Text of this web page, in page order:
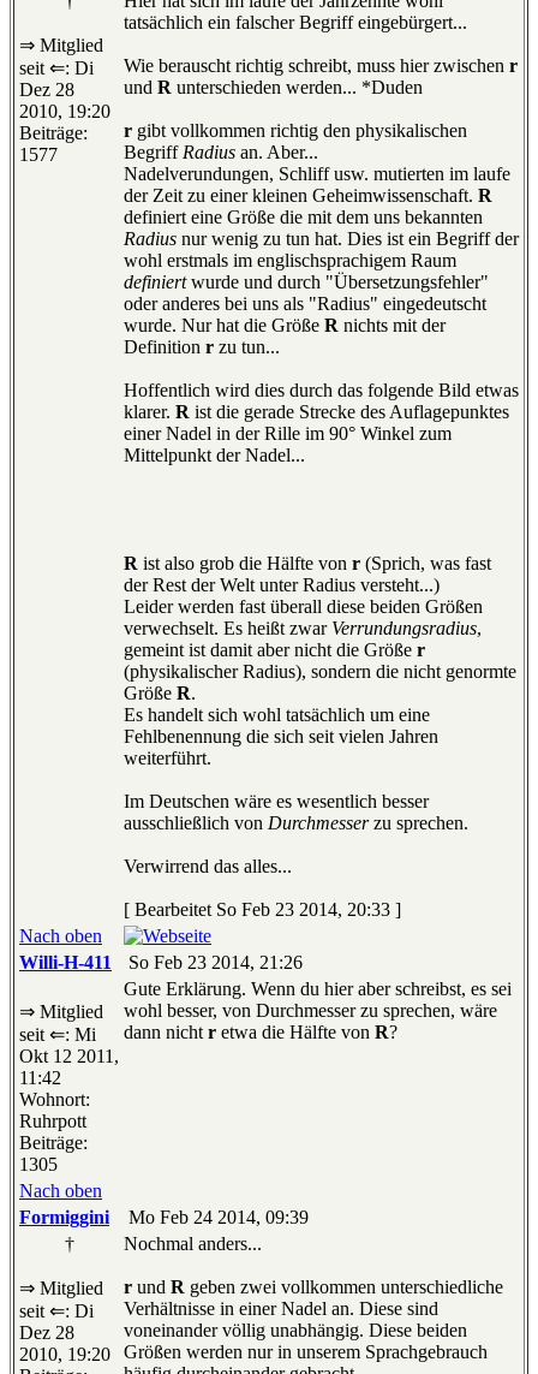
⇒ Mitglied
seit ⇐: Di
Dez 28
2010, 19:20
Beiträge:
1577
tatsächlich ein falscher Begriff eingebürgert...
Wie berauscht richtig schreibt, muss hier zwischen r
und R unterschieden werden... *Duden
r gibt vollkommen richtig den physikalischen
Begriff Radius an. Aber...
Nadelverundungen, Schliff usw. mutierten im laufe
der Zeit zu einer kleinen Geheimwissenschaft. R
definiert eine Größe die mit dem uns bekannten
Radius nur wenig zu tun hat. Dies ist ein Begriff der
wohl erstmals im englischsprachigem Raum
definiertwurde und durch "Übersetzungsfehler"
oder anderes bei uns als "Radius" eingedeutscht
wurde. Nur hat die Größe R nichts mit der
Definition r zu tun...
Hoffentlich wird dies durch das folgende Bild etwas
klarer. R ist die gerade Strecke des Auflagepunktes
einer Nadel in der Rille im 90° Winkel zum
Mittelpunkt der Nadel...
R ist also grob die Hälfte von r (Sprich, was fast
der Rest der Welt unter Radius versteht...)
Leider werden fast überall diese beiden Größen
verwechselt. Es heißt zwar Verrundungsradius,
gemeint ist damit aber nicht die Größe r
(physikalischer Radius), sondern die nicht genormte
Größe R.
Es handelt sich wohl tatsächlich um eine
Fehlbenennung die sich seit vielen Jahren
weiterführt.
Im Deutschen wäre es wesentlich besser
ausschließlich von Durchmesserzu sprechen.
Verwirrend das alles...
[ Bearbeitet So Feb 23 2014, 20:33 ]
Nach oben
Willi-H-411
So Feb 23 2014, 21:26
⇒ Mitglied
seit ⇐: Mi
Okt 12 2011,
11:42
Wohnort:
Ruhrpott
Beiträge:
1305
Gute Erklärung. Wenn du hier aber schreibst, es sei
wohl besser, von Durchmesser zu sprechen, wäre
dann nicht r etwa die Hälfte von R?
Nach oben
Formiggini
Mo Feb 24 2014, 09:39
†
⇒ Mitglied
seit ⇐: Di
Dez 28
2010, 19:20
Nochmal anders...
r und R geben zwei vollkommen unterschiedliche
Verhältnisse in einer Nadel an. Diese sind
voneinander völlig unabhängig. Diese beiden
Größen werden nur in unserem Sprachgebrauch